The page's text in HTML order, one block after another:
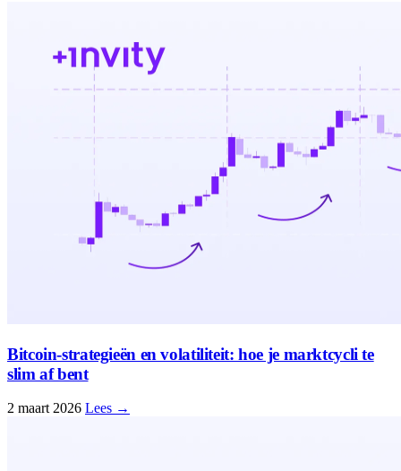
Bitcoin-strategieën en volatiliteit: hoe je marktcycli te
slim af bent
2 maart 2026 Lees →